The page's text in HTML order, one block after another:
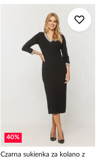
40%
Czarna sukienka za kolano z